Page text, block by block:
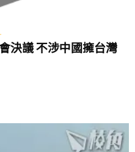
決議 不涉中國擁台灣